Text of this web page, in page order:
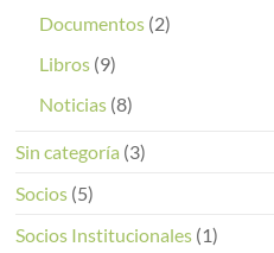
Documentos (2)
Libros (9)
Noticias (8)
Sin categoría (3)
Socios (5)
Socios Institucionales (1)